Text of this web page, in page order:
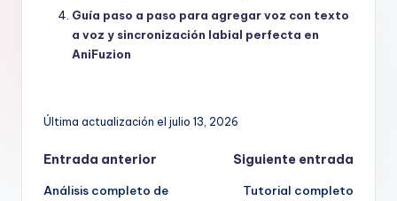
Guía paso a paso para agregar voz con texto
a voz y sincronización labial perfecta en
AniFuzion
Última actualización el julio 13, 2026
Navegación
Entrada anterior
Análisis completo de
Siguiente entrada
Tutorial completo